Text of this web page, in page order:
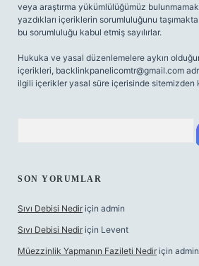
veya araştırma yükümlülüğümüz
yazdıkları içeriklerin sorumluluğunu
bu sorumluluğu kabul etmiş sayılırlar.
Hukuka ve yasal düzenlemelere aykırı
içerikleri, backlinkpanelicomtr@gmail.com
ilgili içerikler yasal süre içerisinde sitemizden
SON YORUMLAR
Sıvı Debisi Nedir için admin
Sıvı Debisi Nedir için Levent
Müezzinlik Yapmanın Fazileti Nedir için admin